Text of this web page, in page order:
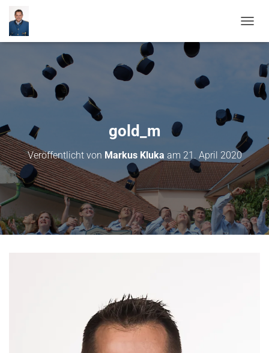
A
N
U
M
H
A
L
T
E
gold_m
Veröffentlicht von Markus Kluka am 21. April 2020